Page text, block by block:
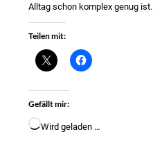
Alltag schon komplex genug ist.
Teilen mit:
Gefällt mir:
Wird geladen …